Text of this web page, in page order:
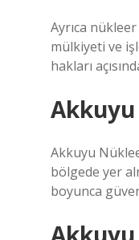
Ayrıca
mülkiyeti ve
hakları
Akkuyu
Akkuyu
bölgede yer
boyunca